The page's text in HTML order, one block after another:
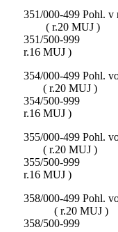
351/000-499
( r.20 MUJ )
351/
r.16 MUJ )
354/000-499
( r.20 MUJ )
354/
r.16 MUJ )
355/000-499
( r.20 MUJ )
355/
r.16 MUJ )
358/000-499 Pohl.
( r.20 MUJ )
358/